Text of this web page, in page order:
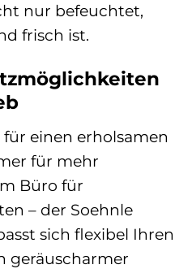
nur befeuchtet,
frisch ist.
einen erholsamen
für mehr
Büro für
– der Soehnle
sich flexibel Ihren
geräuscharmer